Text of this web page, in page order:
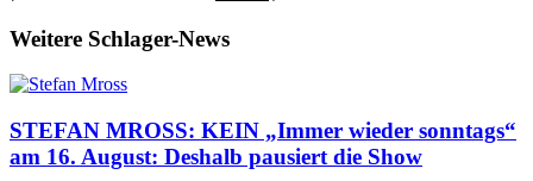
Weitere Schlager-News
STEFAN MROSS: KEIN „Immer wieder sonntags“
am 16. August: Deshalb pausiert die Show